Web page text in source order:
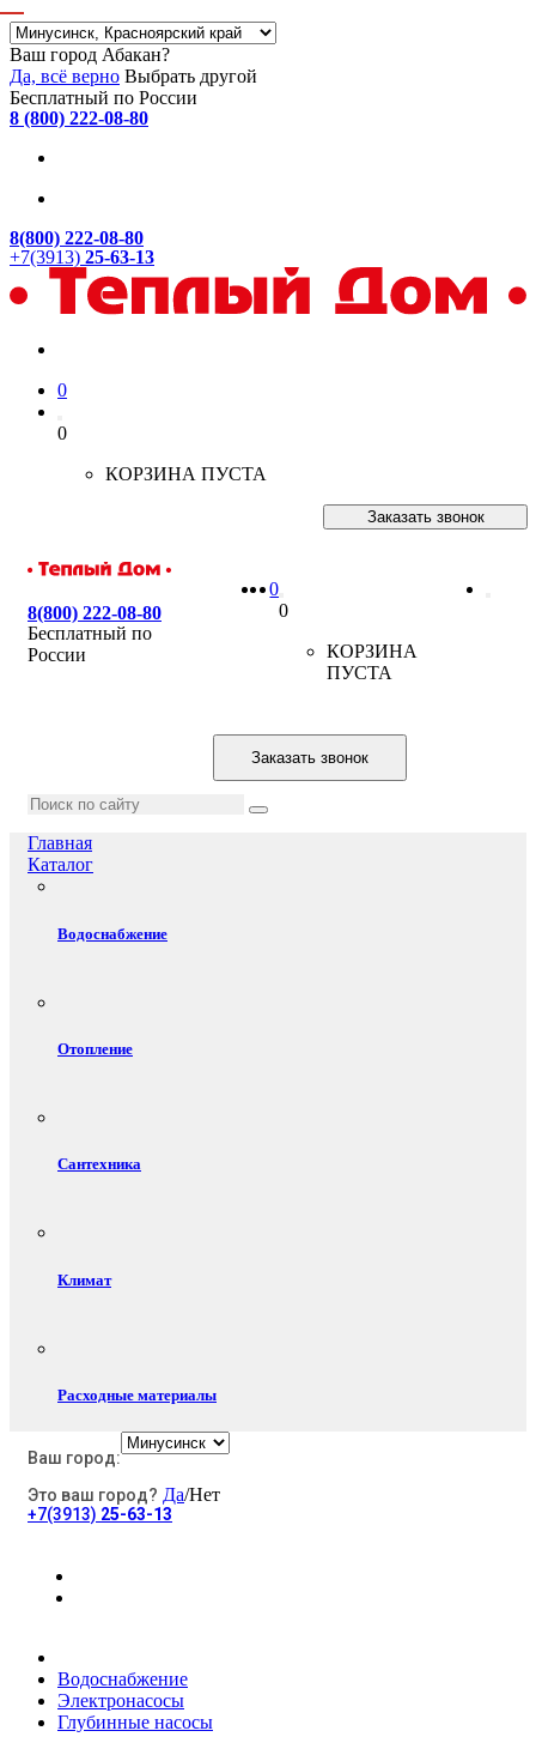
Ваш город Абакан?
Да, всё верно Выбрать другой
Бесплатный по России
8 (800) 222-08-80
8(800) 222-08-80
+7(3913) 25-63-13
0
0
КОРЗИНА ПУСТА
Заказать звонок
8(800) 222-08-80
Бесплатный по
России
0
0
КОРЗИНА
ПУСТА
Заказать звонок
Главная
Каталог
Водоснабжение
Отопление
Сантехника
Климат
Расходные материалы
Электротовары
Ваш город:
Это ваш город? Да/Нет
+7(3913) 25-63-13
Водоснабжение
Электронасосы
Глубинные насосы